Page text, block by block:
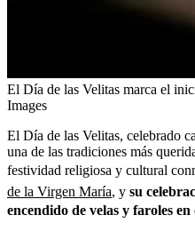
El Día de las Velitas marca el
Images
El Día de las Velitas, celebrado
una de las tradiciones más
festividad religiosa y cultural
de la Virgen María, y su
encendido de velas y faroles